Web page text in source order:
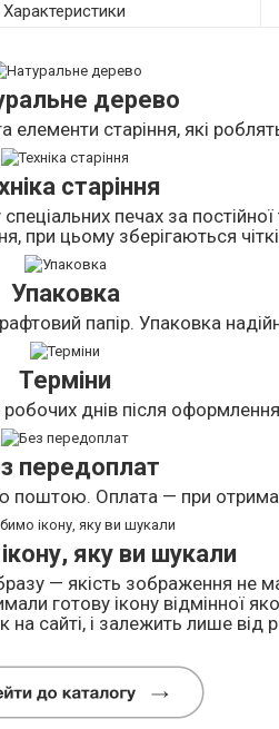
Характеристики
дерево
старіння, які
старіння
печах за
цьому зберігаються
Упаковка
папір. Упаковка
Терміни
днів після
передоплат
поштою. Оплата — при
яку ви шукали
— якість зображення не
готову ікону відмінної
сайті, і залежить лише від